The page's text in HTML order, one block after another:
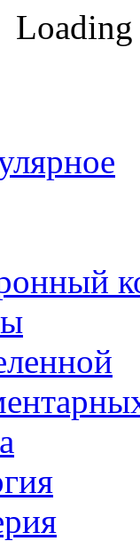
Loading